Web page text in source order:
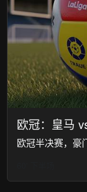
欧冠：皇马
欧冠半决赛，豪